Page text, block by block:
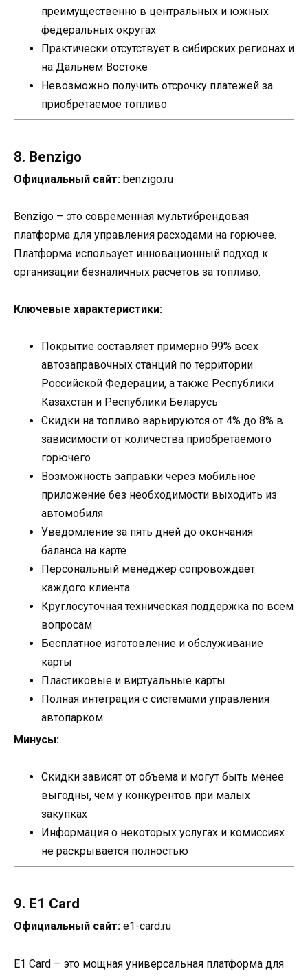
преимущественно в центральных и южных
федеральных округах
Практически отсутствует в сибирских регионах и
на Дальнем Востоке
Невозможно получить отсрочку платежей за
приобретаемое топливо
8. Benzigo
Официальный сайт: benzigo.ru
Benzigo – это современная мультибрендовая
платформа для управления расходами на горючее.
Платформа использует инновационный подход к
организации безналичных расчетов за топливо.
Ключевые характеристики:
Покрытие составляет примерно 99% всех
автозаправочных станций по территории
Российской Федерации, а также Республики
Казахстан и Республики Беларусь
Скидки на топливо варьируются от 4% до 8% в
зависимости от количества приобретаемого
горючего
Возможность заправки через мобильное
приложение без необходимости выходить из
автомобиля
Уведомление за пять дней до окончания
баланса на карте
Персональный менеджер сопровождает
каждого клиента
Круглосуточная техническая поддержка по всем
вопросам
Бесплатное изготовление и обслуживание
карты
Пластиковые и виртуальные карты
Полная интеграция с системами управления
автопарком
Минусы:
Скидки зависят от объема и могут быть менее
выгодны, чем у конкурентов при малых
закупках
Информация о некоторых услугах и комиссиях
не раскрывается полностью
9. E1 Card
Официальный сайт: e1-card.ru
E1 Card – это мощная универсальная платформа для